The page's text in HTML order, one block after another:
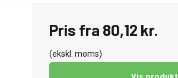
Pris fra 80,12 kr.
(ekskl. moms)
Vis produkt